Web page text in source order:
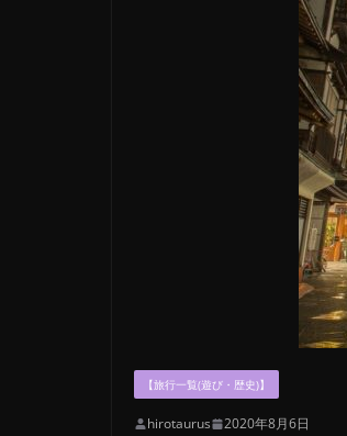
【旅行一覧(遊び・歴史)】
hirotaurus
2020年8月6日